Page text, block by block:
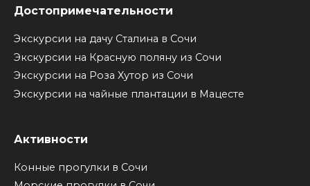
Достопримечательности
Экскурсии на дачу Сталина в Сочи
Экскурсии на Красную поляну из Сочи
Экскурсии на Роза Хутор из Сочи
Экскурсии на чайные плантации в Мацесте
Активности
Конные прогулки в Сочи